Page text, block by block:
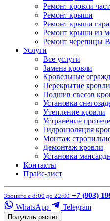
Ремонт кровли
Ремонт крыши
Ремонт крыши
Ремонт крыши из
Ремонт черепицы
Услуги
Все услуги
Замена кровли
Кровельные
Перекрытие кровли
Подшив свесов
Установка
Утепление кровли
Устранение
Гидроизоляция
Монтаж
Демонтаж кровли
Установка
Контакты
Прайс-лист
Звоните с 8:00 до 22:00 +7 (903)
WhatsApp
Telegram
Получить расчёт